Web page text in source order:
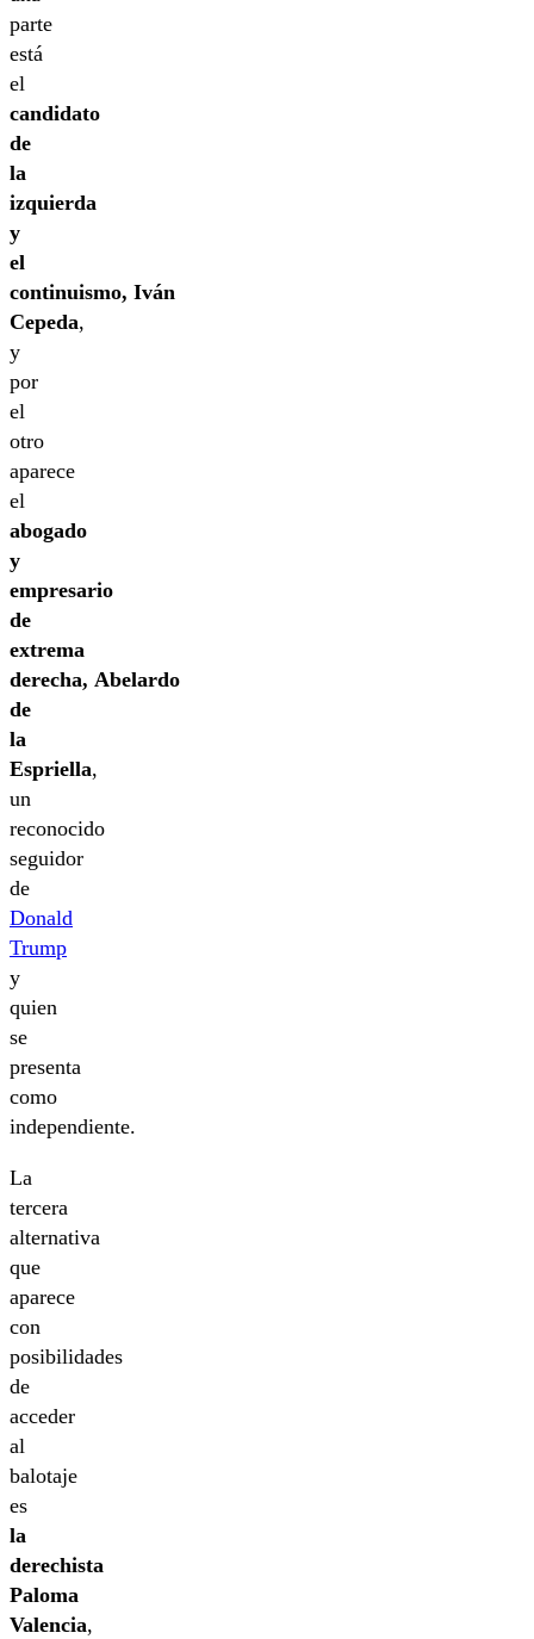
parte
está
el
candidato
de
la
izquierda
y
el
continuismo, Iván
Cepeda,
y
por
el
otro
aparece
el
abogado
y
empresario
de
extrema
derecha, Abelardo
de
la
Espriella,
un
reconocido
seguidor
de
Donald
Trump
y
quien
se
presenta
como
independiente.
La
tercera
alternativa
que
aparece
con
posibilidades
de
acceder
al
balotaje
es
la
derechista
Paloma
Valencia,